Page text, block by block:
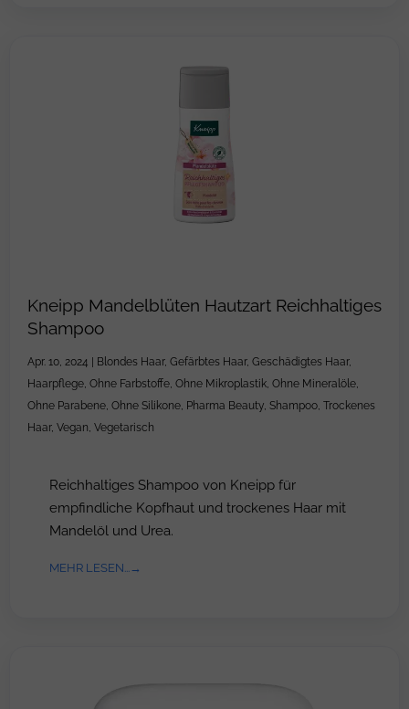
Kneipp Mandelblüten Hautzart Reichhaltiges
Shampoo
Apr. 10, 2024 Blondes Haar, Gefärbtes Haar, Geschädigtes Haar,
Haarpflege, Ohne Farbstoffe, Ohne Mikroplastik, Ohne Mineralöle,
Ohne Parabene, Ohne Silikone, Pharma Beauty, Shampoo, Trockenes
Haar, Vegan, Vegetarisch
Reichhaltiges Shampoo von Kneipp für
empfindliche Kopfhaut und trockenes Haar mit
Mandelöl und Urea.
MEHR LESEN...